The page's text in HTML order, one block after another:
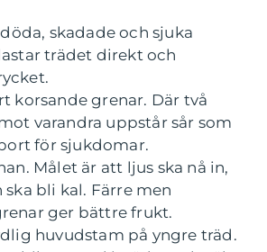
skadade och sjuka
trädet direkt och
korsande grenar. Där två
varandra uppstår sår som
för sjukdomar.
Målet är att ljus ska nå in,
bli kal. Färre men
ger bättre frukt.
huvudstam på yngre träd.